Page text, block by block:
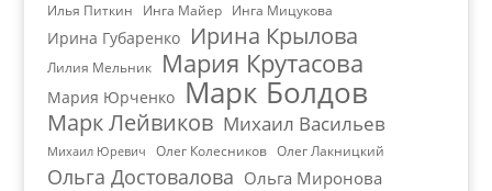
Илья Питкин
Инга Майер Инга Мицукова
Ирина Губаренко Ирина Крылова
Лилия Мельник Мария Крутасова
Мария Юрченко Марк Болдов
Марк Лейвиков Михаил Васильев
Михаил Юревич Олег Колесников Олег Лакницкий
Ольга Достовалова Ольга Миронова